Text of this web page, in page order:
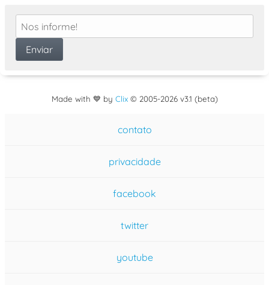
Made with 💙 by Clix© 2005-2026 v3.1 (beta)
contato
privacidade
facebook
twitter
youtube